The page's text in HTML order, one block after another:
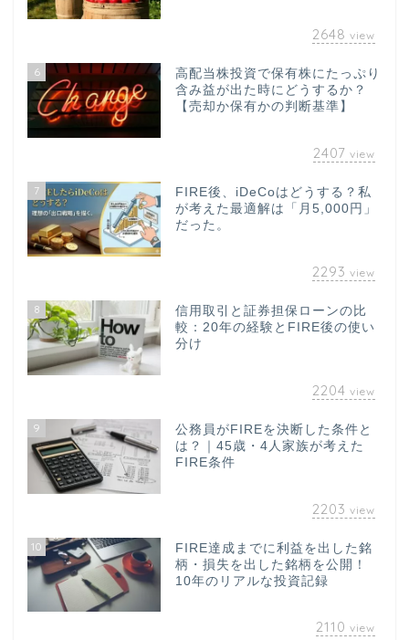
2648 view
6
高配当株投資で保有株にたっぷり
含み益が出た時にどうするか？
【売却か保有かの判断基準】
2407 view
7
FIRE後、iDeCoはどうする？私
が考えた最適解は「月5,000円」
だった。
2293 view
8
信用取引と証券担保ローンの比
較：20年の経験とFIRE後の使い
分け
2204 view
9
公務員がFIREを決断した条件と
は？｜45歳・4人家族が考えた
FIRE条件
2203 view
10
FIRE達成までに利益を出した銘
柄・損失を出した銘柄を公開！
10年のリアルな投資記録
2110 view